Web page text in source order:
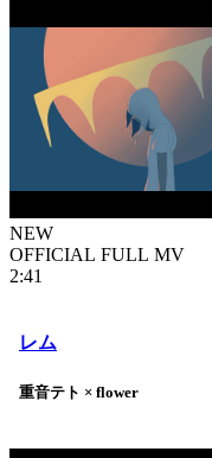
NEW
OFFICIAL FULL MV
2:41
レム
重音テト × flower